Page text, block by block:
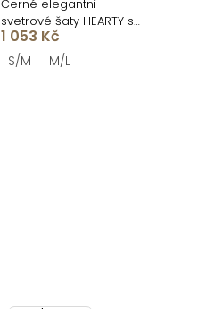
Černé elegantní
svetrové šaty HEARTY s
dlouhým rukávem
1 053 Kč
S/M M/L